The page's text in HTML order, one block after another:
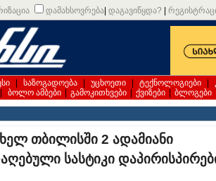
დამახსოვრება დაგავიწყდა?
საზოგადოება უცხოეთი ტექნოლოგიები
ბოლო ამბები გამოკითხვები ქვიზები ბლოგები
თბილისში 2 ადამიანი
სასტიკი